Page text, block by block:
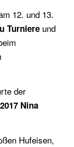
12. und 13.
Turniereund
der
Nina
Hufeisen,